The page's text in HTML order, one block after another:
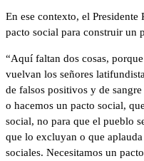
En ese contexto, el
pacto social para construir un
“Aquí faltan dos cosas,
vuelvan los señores
de falsos positivos y de
o hacemos un pacto social,
social, no para que el pueblo
que lo excluyan o que
sociales. Necesitamos un